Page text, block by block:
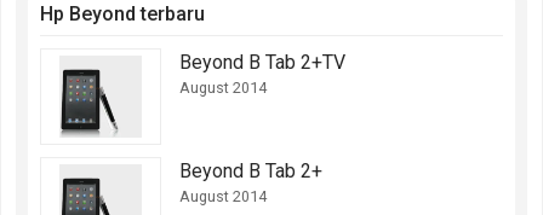
Hp Beyond terbaru
Beyond B Tab 2+TV
August 2014
Beyond B Tab 2+
August 2014